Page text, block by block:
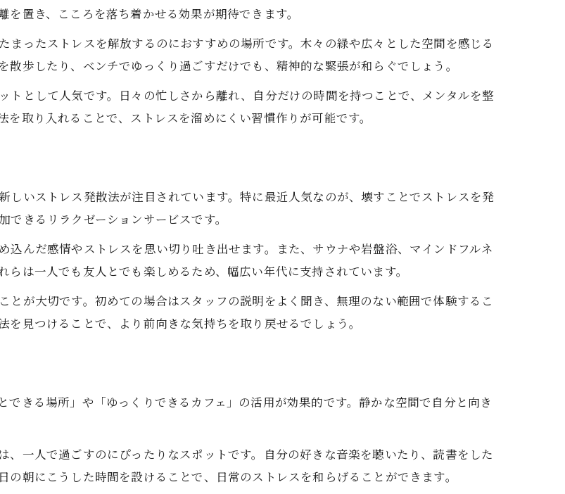
然と触れ合い心地良くメンタル解放
スが限界なら試したい癒し体験
ンタルが疲れた時の癒し体験まとめ
すアクティビティでストレスを発散
京都でできる癒し体験のメンタル効果
時間が欲しい時の過ごし方とは
かな場所でメンタルを整える方法
京都で心静かに過ごすリフレッシュ法
ンタルが落ち着く静寂スポット活用術
人でゆっくりできる場所の選び方
けさがもたらすメンタル解放のコツ
東京都で安心できるメンタルケア法
の安定を保つための簡単メンタル術
ンタルを整える一人時間の使い方
置き、こころを落ち着かせる効果が期待できます。
ったストレスを解放するのにおすすめの場所です。木々の緑や広々とした空間を感じる
歩したり、ベンチでゆっくり過ごすだけでも、精神的な緊張が和らぐでしょう。
トとして人気です。日々の忙しさから離れ、自分だけの時間を持つことで、メンタルを整
取り入れることで、ストレスを溜めにくい習慣作りが可能です。
しいストレス発散法が注目されています。特に最近人気なのが、壊すことでストレスを発
きるリラクゼーションサービスです。
んだ感情やストレスを思い切り吐き出せます。また、サウナや岩盤浴、マインドフルネ
は一人でも友人とでも楽しめるため、幅広い年代に支持されています。
が大切です。初めての場合はスタッフの説明をよく聞き、無理のない範囲で体験するこ
見つけることで、より前向きな気持ちを取り戻せるでしょう。
きる場所」や「ゆっくりできるカフェ」の活用が効果的です。静かな空間で自分と向き
一人で過ごすのにぴったりなスポットです。自分の好きな音楽を聴いたり、読書をした
朝にこうした時間を設けることで、日常のストレスを和らげることができます。